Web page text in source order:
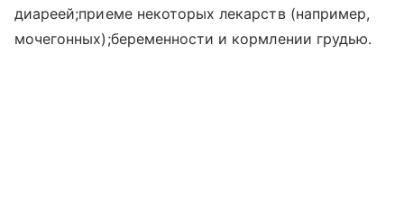
диареей;приеме некоторых лекарств (например,
мочегонных);беременности и кормлении грудью.